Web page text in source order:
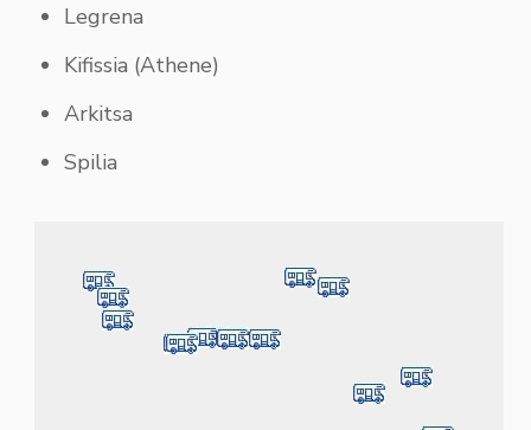
Legrena
Kifissia (Athene)
Arkitsa
Spilia